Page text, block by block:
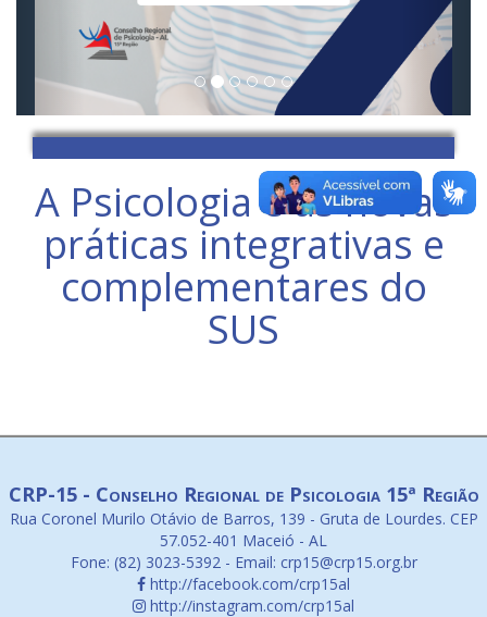
A Psicologia e as novas
práticas integrativas e
complementares do
SUS
CRP-15 - Conselho Regional de Psicologia 15ª Região
Rua Coronel Murilo Otávio de Barros, 139 - Gruta de Lourdes. CEP
57.052-401 Maceió - AL
Fone: (82) 3023-5392 - Email: crp15@crp15.org.br
http://facebook.com/crp15al
http://instagram.com/crp15al